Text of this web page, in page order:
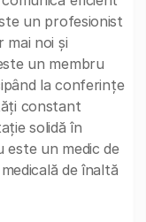
un profesionist
mai noi și
un membru
la conferințe
constant
solidă în
este un medic de
de înaltă